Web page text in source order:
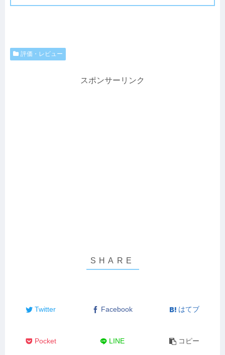
評価・レビュー
スポンサーリンク
Twitter Facebook はてブ
Pocket LINE コピー